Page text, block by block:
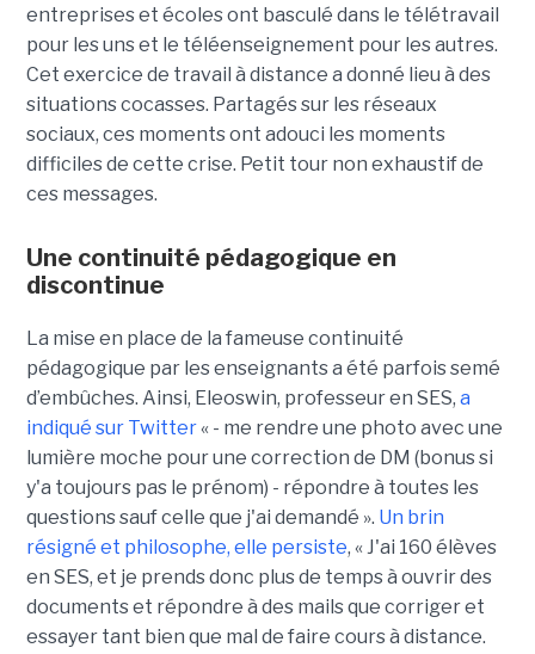
entreprises et écoles ont basculé dans le télétravail
pour les uns et le téléenseignement pour les autres.
Cet exercice de travail à distance a donné lieu à des
situations cocasses. Partagés sur les réseaux
sociaux, ces moments ont adouci les moments
difficiles de cette crise. Petit tour non exhaustif de
ces messages.
Une continuité pédagogique en
discontinue
La mise en place de la fameuse continuité
pédagogique par les enseignants a été parfois semé
d’embûches. Ainsi, Eleoswin, professeur en SES, a
indiqué sur Twitter« - me rendre une photo avec une
lumière moche pour une correction de DM (bonus si
y'a toujours pas le prénom) - répondre à toutes les
questions sauf celle que j'ai demandé ». Un brin
résigné et philosophe, elle persiste, « J'ai 160 élèves
en SES, et je prends donc plus de temps à ouvrir des
documents et répondre à des mails que corriger et
essayer tant bien que mal de faire cours à distance.